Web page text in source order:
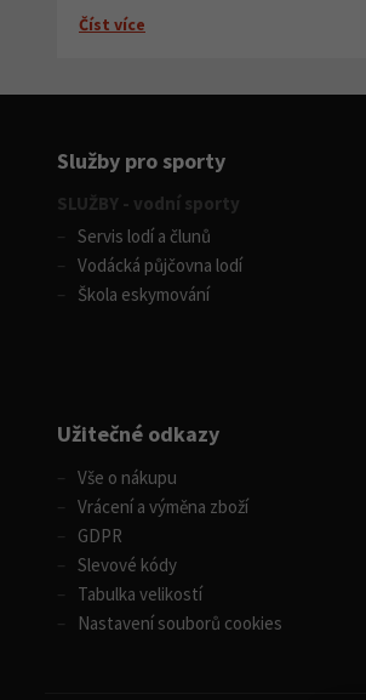
Číst více
Služby pro sporty
SLUŽBY - vodní sporty
Servis lodí a člunů
Vodácká půjčovna lodí
Škola eskymování
Užitečné odkazy
Vše o nákupu
Vrácení a výměna zboží
GDPR
Slevové kódy
Tabulka velikostí
Nastavení souborů cookies